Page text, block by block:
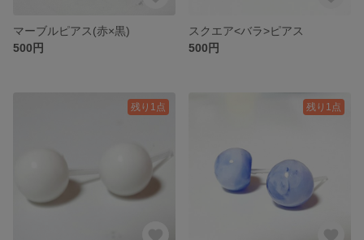
マーブルピアス(赤×黒)
500円
スクエア<バラ>ピアス
500円
残り1点 残り1点